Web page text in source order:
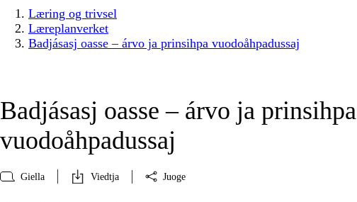
Læring og trivsel
Læreplanverket
Badjásasj oasse – árvo ja prinsihpa vuodoåhpadussaj
Badjásasj oasse – árvo ja prinsihpa
vuodoåhpadussaj
Giella Viedtja Juoge